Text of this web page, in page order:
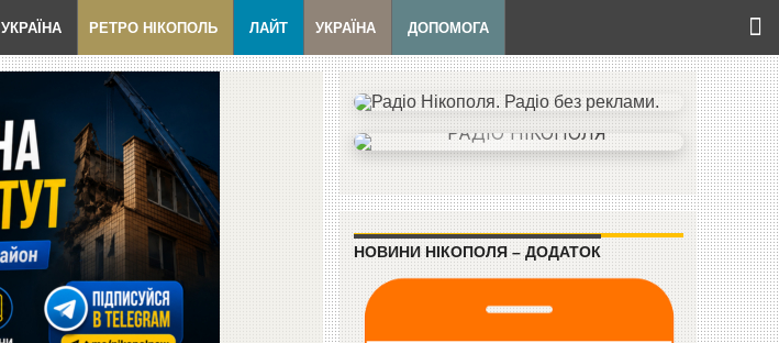
УКРАЇНА РЕТРО НІКОПОЛЬ ЛАЙТ УКРАЇНА ДОПОМОГА
НОВИНИ НІКОПОЛЯ – ДОДАТОК